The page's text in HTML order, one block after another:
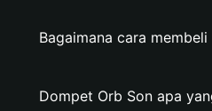
Bagaimana cara
Dompet Orb Son apa